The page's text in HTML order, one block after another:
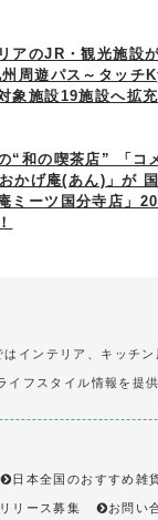
アのJR・観光施設
周遊パス～タッチ
象施設19施設へ拡充
“和の喫茶店” 「コ
かげ庵(あん)」が
ミーツ国分寺店」
インテリア、キッチン
イフスタイル情報を提
日本全国のおすすめ雑
リース募集 お問い